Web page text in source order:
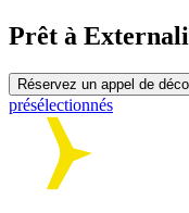
Prêt à
Réservez un appel de
présélectionnés